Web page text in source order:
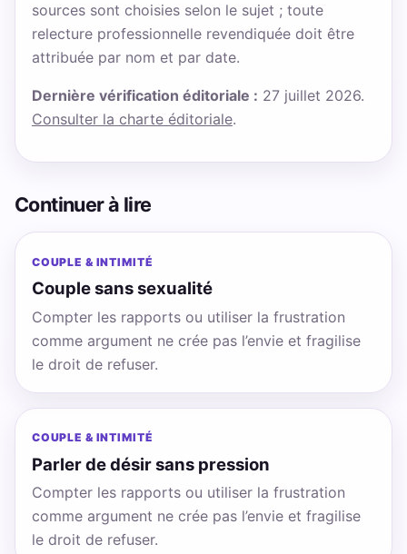
sources sont choisies selon le sujet ; toute
relecture professionnelle revendiquée doit être
attribuée par nom et par date.
Dernière vérification éditoriale : 27 juillet 2026.
Consulter la charte éditoriale.
Continuer à lire
COUPLE & INTIMITÉ
Couple sans sexualité
Compter les rapports ou utiliser la frustration
comme argument ne crée pas l’envie et fragilise
le droit de refuser.
COUPLE & INTIMITÉ
Parler de désir sans pression
Compter les rapports ou utiliser la frustration
comme argument ne crée pas l’envie et fragilise
le droit de refuser.